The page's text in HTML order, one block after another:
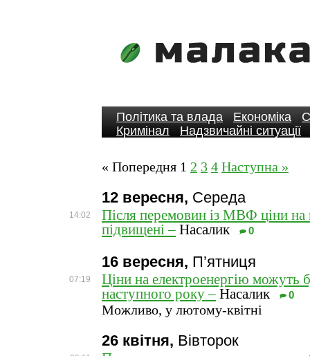
Політика та влада Економіка
Кримінал
Надзвичайні ситуації
« Попередня 1 2 3 4 Наступна »
12 вересня, Середа
14:02
Після перемовин із МВФ ціни на
підвищені – Насалик 0
16 вересня, П’ятниця
07:19
Ціни на електроенергію можуть
наступного року – Насалик 0
Можливо, у лютому-квітні
26 квітня, Вівторок